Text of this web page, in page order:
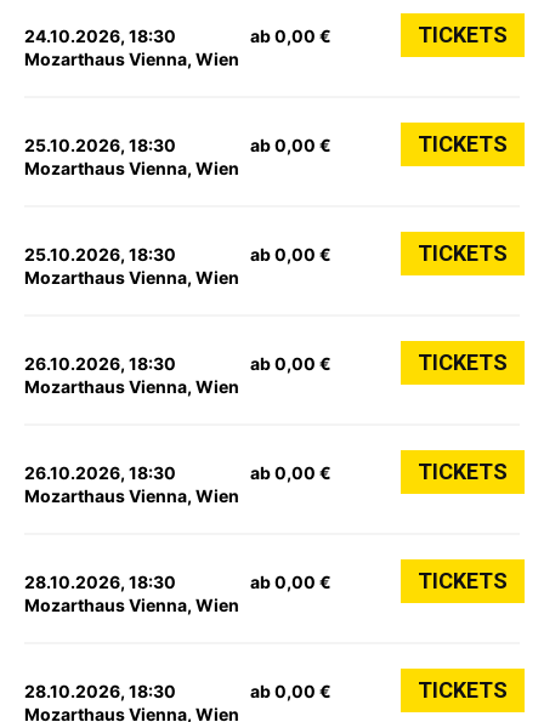
24.10.2026, 18:30
Mozarthaus Vienna, Wien
ab 0,00 € TICKETS
25.10.2026, 18:30
Mozarthaus Vienna, Wien
ab 0,00 € TICKETS
25.10.2026, 18:30
Mozarthaus Vienna, Wien
ab 0,00 € TICKETS
26.10.2026, 18:30
Mozarthaus Vienna, Wien
ab 0,00 € TICKETS
26.10.2026, 18:30
Mozarthaus Vienna, Wien
ab 0,00 € TICKETS
28.10.2026, 18:30
Mozarthaus Vienna, Wien
ab 0,00 € TICKETS
28.10.2026, 18:30
Mozarthaus Vienna, Wien
ab 0,00 € TICKETS